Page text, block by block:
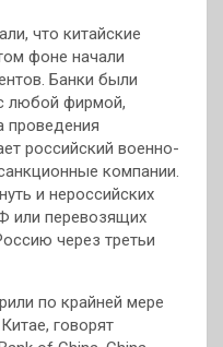
что китайские
фоне начали
Банки были
любой фирмой,
проведения
российский военно-
компании.
и нероссийских
или перевозящих
через третьи
по крайней мере
говорят